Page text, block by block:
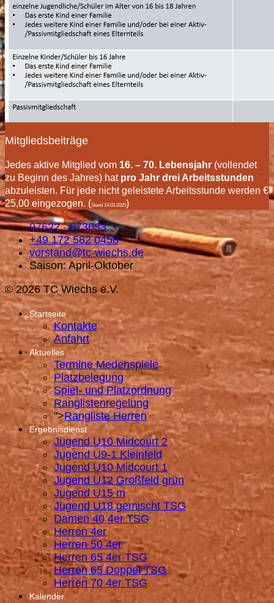
Mitgliedsbeiträge
Jedes aktive Mitglied vom 16. – 70. Lebensjahr (vollendet
zu Beginn des Jahres) hatpro Jahr drei Arbeitsstunden
abzuleisten. Für jede nicht geleistete Arbeitsstunde werden €
25,00 eingezogen. (Stand 14.03.2025)
07622 - 673633
+49 172 582 0458
vorstand@tc-wiechs.de
Saison: April-Oktober
© 2026 TC Wiechs e.V.
Startseite
Kontakte
Anfahrt
Aktuelles
Termine Medenspiele
Platzbelegung
Spiel- und Platzordnung
Ranglistenregelung
">Rangliste Herren
Ergebnisdienst
Jugend U10 Midcourt 2
Jugend U9-1 Kleinfeld
Jugend U10 Midcourt 1
Jugend U12 Großfeld grün
Jugend U15 m
Jugend U18 gemischt TSG
Damen 40 4er TSG
Herren 4er
Herren 50 4er
Herren 65 4er TSG
Herren 65 Doppel TSG
Herren 70 4er TSG
Kalender